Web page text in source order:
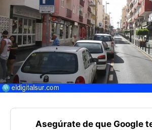
Asegúrate de que Google